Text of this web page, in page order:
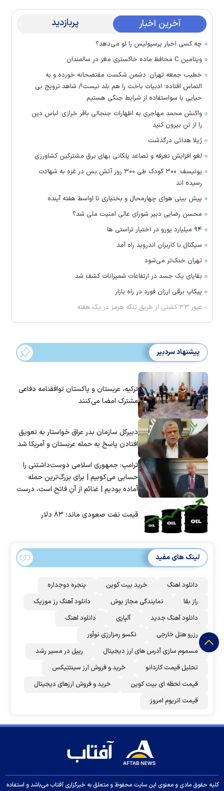
آخرین اخبار پربازدید
چه کسی اخبار پرسپولیس را لو می‌دهد؟
ویتامین C محافظ ماده خاکستری مغز در سالمندان
خطیب جمعه تهران: دشمن شکست مفتضحانه خورده و به
التماس افتاده؛ ادبیات باخت را هم بلد نیست!/ شاهد ترویج بی
حیایی با سواستفاده از شرایط جنگی هستیم
واکنش محمد مهاجری به اظهارات جنجالی باقر خرازی: لباس دین
را از تن بیرون کنید
ژیلا هدائی درگذشت
لغو افزایش تعرفه و تصاعد پلکانی بهای برق مشترکین کشاورزی
یونیسف: ۳۰۰ کودک طی ۳۰۰ روز آتش بس در غزه به شهادت
رسیده اند
پیش بینی هوای چهارمحال و بختیاری تا اواسط هفته آینده
محسن رضایی دبیر شورای عالی امنیت ملی شد؟
۹۴ میلیارد یورو در اختیار تراستی ها
سیگنال با کاربران اندروید راه آمد
تهران خنک‌تر می‌شود
بقایای یک جسد در ارتفاعات شمیرانات کشف شد
پیکاپ برقی ارزان فورد در راه بازار
عبور ۳۳ کشتی از طریق تنگه هرمز در یک هفته
پیشنهاد سردبیر
ترکیه، عربستان و پاکستان توافقنامه دفاعی
مشترک امضا می‌کنند
دبیرکل سازمان بدر عراق خواستار به تعویق
افتادن پاسخ به حمله عربستان و آمریکا شد
ترامپ: جمهوری اسلامی دوست‌داشتنی را
حسابی می‌کوبیم | برای بزرگ‌ترین حمله
آماده بودیم | غنائم از آنِ فاتح است، درست
قیمت نفت صعودی ماند؛ ۸۳ دلار
لینک های مفید
دانلود اهنگ خرید بیت کوین
پنجره دوجداره
راز بقا
نمایندگی مجاز بوش
دانلود آهنگ رز‌ موزیک
دانلود آهنگ جدید
آلپاری
دانلود اهنگ
رزرو هتل خارجی
نکسو رمزارزی نوآور
مسموم سازی آدرس های ارز دیجیتال
ریپل در مسیر رشد
تحلیل قیمت کاردانو
خرید و فروش ارز سینتتیکس
قیمت لحظه ای بیت کوین
خرید و فروش ارزهای دیجیتال
قیمت اتریوم امروز
کلیه حقوق مادی و معنوی این سایت محفوظ و متعلق به خبرگزاری آفتاب می‌باشد و استفاده